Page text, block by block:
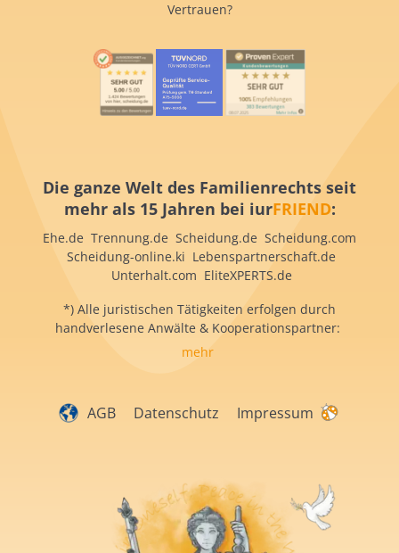
Vertrauen?
Die ganze Welt des Familienrechts seit
mehr als 15 Jahren bei iurFRIEND:
Ehe.de Trennung.de Scheidung.de Scheidung.com
Scheidung-online.ki Lebenspartnerschaft.de
Unterhalt.com EliteXPERTS.de
*) Alle juristischen Tätigkeiten erfolgen durch
handverlesene Anwälte & Kooperationspartner:
mehr
AGB Datenschutz Impressum